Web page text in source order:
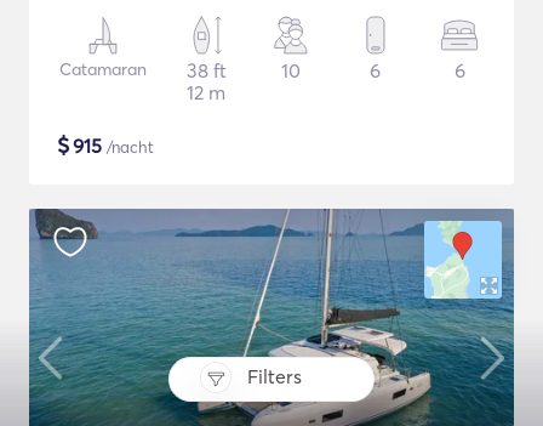
Filters
Catamaran
38 ft
12 m
10 6 6
$915 /nacht